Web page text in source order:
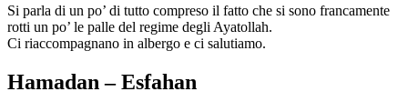
Si parla di un po’ di tutto compreso il fatto che si sono francamente
rotti un po’ le palle del regime degli Ayatollah.
Ci riaccompagnano in albergo e ci salutiamo.
Hamadan – Esfahan